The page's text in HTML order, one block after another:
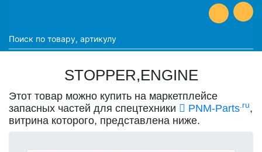
STOPPER,ENGINE
Этот товар можно купить на маркетплейсе
запасных частей для спецтехники
PNM-Parts.ru,
витрина которого, представлена ниже.